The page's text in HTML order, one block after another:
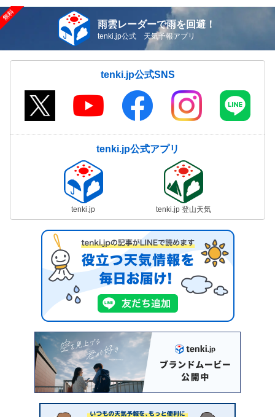
雨雲レーダーで雨を回避！
tenki.jp公式 天気予報アプリ
tenki.jp公式SNS
tenki.jp公式アプリ
tenki.jp tenki.jp 登山天気